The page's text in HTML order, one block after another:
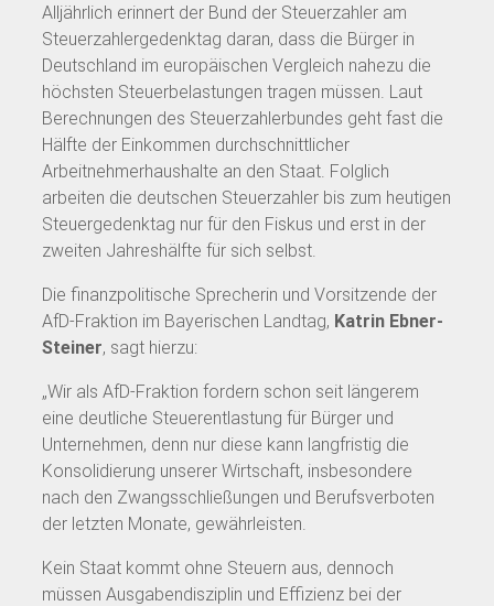
Alljährlich erinnert der Bund der Steuerzahler am
Steuerzahlergedenktag daran, dass die Bürger in
Deutschland im europäischen Vergleich nahezu die
höchsten Steuerbelastungen tragen müssen. Laut
Berechnungen des Steuerzahlerbundes geht fast die
Hälfte der Einkommen durchschnittlicher
Arbeitnehmerhaushalte an den Staat. Folglich
arbeiten die deutschen Steuerzahler bis zum heutigen
Steuergedenktag nur für den Fiskus und erst in der
zweiten Jahreshälfte für sich selbst.
Die finanzpolitische Sprecherin und Vorsitzende der
AfD-Fraktion im Bayerischen Landtag, Katrin Ebner-
Steiner, sagt hierzu:
„Wir als AfD-Fraktion fordern schon seit längerem
eine deutliche Steuerentlastung für Bürger und
Unternehmen, denn nur diese kann langfristig die
Konsolidierung unserer Wirtschaft, insbesondere
nach den Zwangsschließungen und Berufsverboten
der letzten Monate, gewährleisten.
Kein Staat kommt ohne Steuern aus, dennoch
müssen Ausgabendisziplin und Effizienz bei der